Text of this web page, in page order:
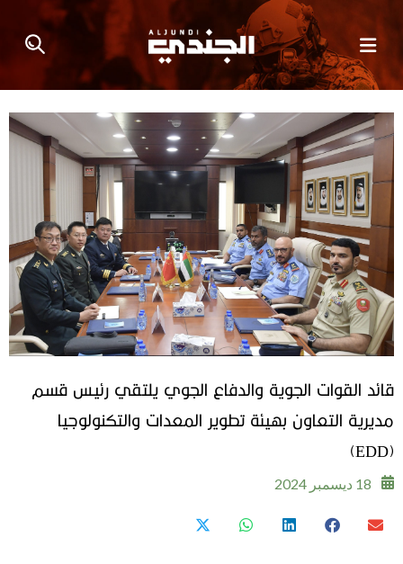
قائد القوات الجوية والدفاع الجوي يلتقي رئيس قسم
مديرية التعاون بهيئة تطوير المعدات والتكنولوجيا
(EDD)
18 ديسمبر 2024